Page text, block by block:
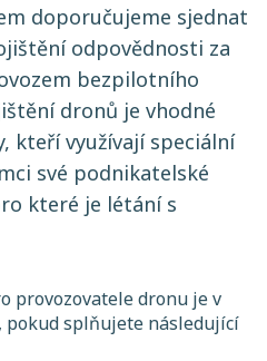
doporučujeme sjednat
odpovědnosti za
bezpilotního
dronů je vhodné
kteří využívají speciální
své podnikatelské
které je létání s
provozovatele dronu je v
pokud splňujete následující